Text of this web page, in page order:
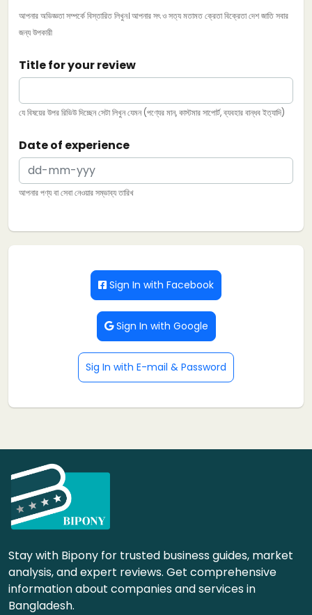
আপনার অভিজ্ঞতা সম্পর্কে বিস্তারিত লিখুন। আপনার সৎ ও সত্য মতামত ক্রেতা বিক্রেতা দেশ জাতি সবার
জন্য উপকারী
Title for your review
যে বিষয়ের উপর রিভিউ দিচ্ছেন সেটা লিখুন যেমন (পণ্যের মান, কাস্টমার সাপোর্ট, ব্যবহার বান্ধব ইত্যাদি)
Date of experience
আপনার পণ্য বা সেবা নেওয়ার সম্ভাব্য তারিখ
Sign In with Facebook
Sign In with Google
Sig In with E-mail & Password
Stay with Bipony for trusted business guides, market
analysis, and expert reviews. Get comprehensive
information about companies and services in
Bangladesh.